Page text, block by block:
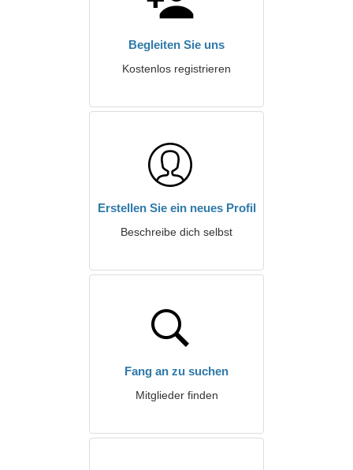
Begleiten Sie uns
Kostenlos registrieren
Erstellen Sie ein neues Profil
Beschreibe dich selbst
Fang an zu suchen
Mitglieder finden